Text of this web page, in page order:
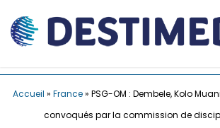
Accueil » France» PSG-OM : Dembele, Kolo
convoqués par la commission de